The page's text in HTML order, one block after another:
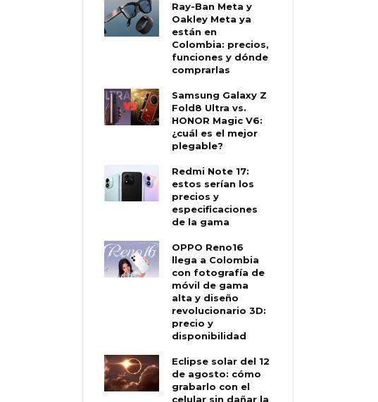
Ray-Ban Meta y
Oakley Meta ya
están en
Colombia: precios,
funciones y dónde
comprarlas
Samsung Galaxy Z
Fold8 Ultra vs.
HONOR Magic V6:
¿cuál es el mejor
plegable?
Redmi Note 17:
estos serían los
precios y
especificaciones
de la gama
OPPO Reno16
llega a Colombia
con fotografía de
móvil de gama
alta y diseño
revolucionario 3D:
precio y
disponibilidad
Eclipse solar del 12
de agosto: cómo
grabarlo con el
celular sin dañar la